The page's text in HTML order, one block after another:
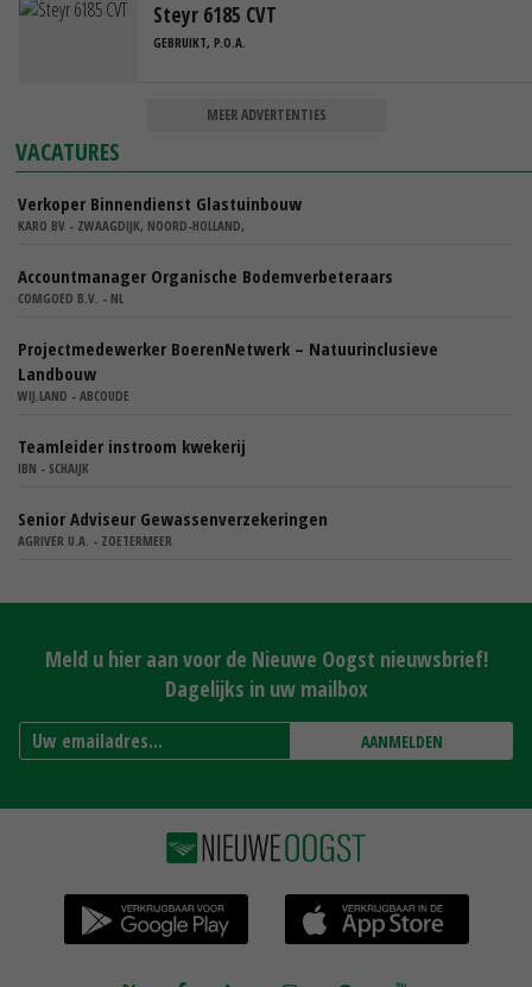
Steyr 6185 CVT
GEBRUIKT, P.O.A.
MEER ADVERTENTIES
VACATURES
Verkoper Binnendienst Glastuinbouw
KARO BV - ZWAAGDIJK, NOORD-HOLLAND,
Accountmanager Organische Bodemverbeteraars
COMGOED B.V. - NL
Projectmedewerker BoerenNetwerk – Natuurinclusieve
Landbouw
WIJ.LAND - ABCOUDE
Teamleider instroom kwekerij
IBN - SCHAIJK
Senior Adviseur Gewassenverzekeringen
AGRIVER U.A. - ZOETERMEER
Meld u hier aan voor de Nieuwe Oogst nieuwsbrief!
Dagelijks in uw mailbox
AANMELDEN